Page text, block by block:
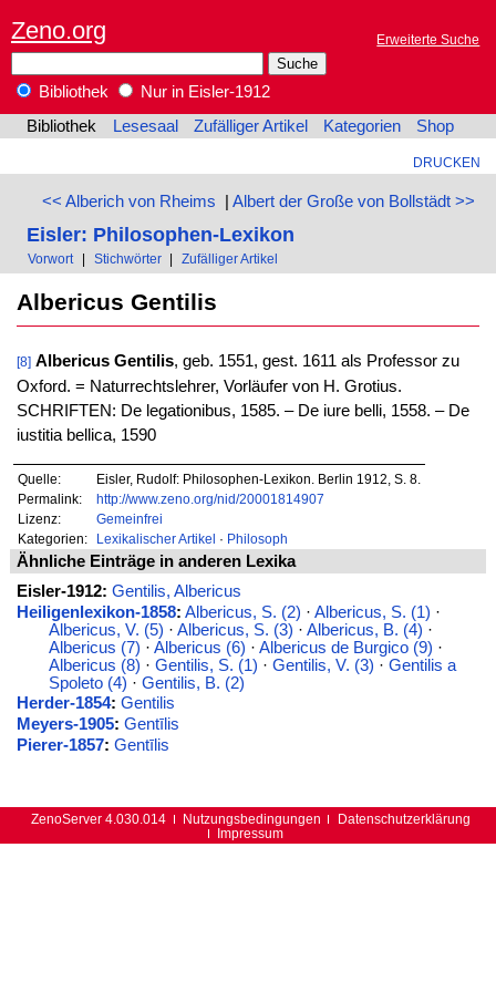
Zeno.org Erweiterte Suche
Bibliothek
Nur in Eisler-1912
Bibliothek
Lesesaal Zufälliger Artikel Kategorien Shop
DRUCKEN
<< Alberich von Rheims | Albert der Große von Bollstädt >>
Eisler: Philosophen-Lexikon
Vorwort | Stichwörter | Zufälliger Artikel
Albericus Gentilis
[8] Albericus Gentilis, geb. 1551, gest. 1611 als Professor zu
Oxford. = Naturrechtslehrer, Vorläufer von H. Grotius.
SCHRIFTEN: De legationibus, 1585. – De iure belli, 1558. – De
iustitia bellica, 1590
Quelle:
Eisler, Rudolf: Philosophen-Lexikon. Berlin 1912, S. 8.
Permalink:
http://www.zeno.org/nid/20001814907
Lizenz:
Gemeinfrei
Kategorien:
Lexikalischer Artikel · Philosoph
Ähnliche Einträge in anderen Lexika
Eisler-1912: Gentilis, Albericus
Heiligenlexikon-1858: Albericus, S. (2) · Albericus, S. (1) ·
Albericus, V. (5) · Albericus, S. (3) · Albericus, B. (4) ·
Albericus (7) · Albericus (6) · Albericus de Burgico (9) ·
Albericus (8) · Gentilis, S. (1) · Gentilis, V. (3) · Gentilis a
Spoleto (4) · Gentilis, B. (2)
Herder-1854: Gentilis
Meyers-1905: Gentīlis
Pierer-1857: Gentīlis
ZenoServer 4.030.014 Nutzungsbedingungen
Datenschutzerklärung
Impressum